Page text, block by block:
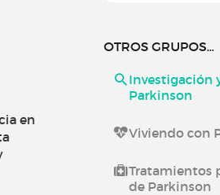
en
OTROS GRUPOS...
Investigación
Parkinson
Viviendo con
Tratamientos
de Parkinson